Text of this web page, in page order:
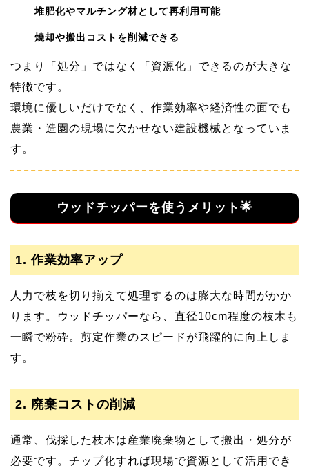
堆肥化やマルチング材として再利用可能
焼却や搬出コストを削減できる
つまり「処分」ではなく「資源化」できるのが大きな
特徴です。
環境に優しいだけでなく、作業効率や経済性の面でも
農業・造園の現場に欠かせない建設機械となっていま
す。
ウッドチッパーを使うメリット🌟
1. 作業効率アップ
人力で枝を切り揃えて処理するのは膨大な時間がかか
ります。ウッドチッパーなら、直径10cm程度の枝木も
一瞬で粉砕。剪定作業のスピードが飛躍的に向上しま
す。
2. 廃棄コストの削減
通常、伐採した枝木は産業廃棄物として搬出・処分が
必要です。チップ化すれば現場で資源として活用でき